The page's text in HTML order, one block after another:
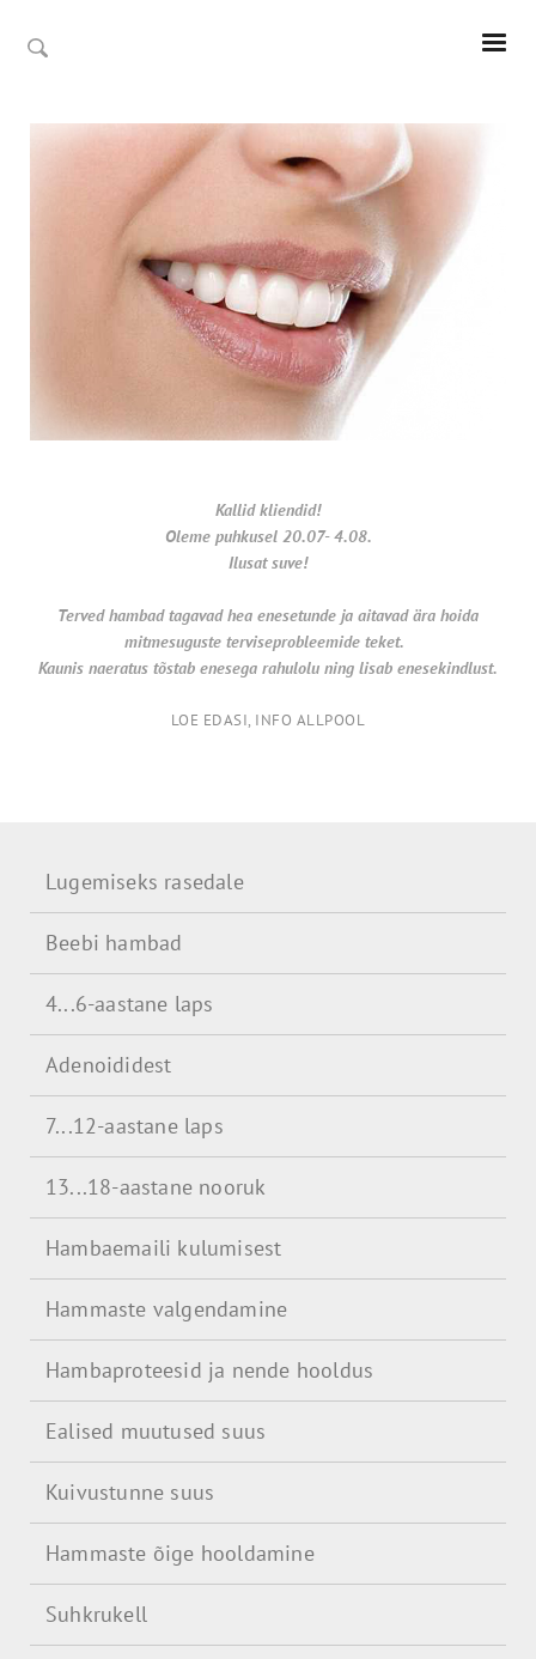
Kallid kliendid!
Oleme puhkusel 20.07- 4.08.
Ilusat suve!
Terved hambad tagavad hea enesetunde ja aitavad ära hoida
mitmesuguste terviseprobleemide teket.
Kaunis naeratus tõstab enesega rahulolu ning lisab enesekindlust.
LOE EDASI, INFO ALLPOOL
Lugemiseks rasedale
Beebi hambad
4...6-aastane laps
Adenoididest
7...12-aastane laps
13...18-aastane nooruk
Hambaemaili kulumisest
Hammaste valgendamine
Hambaproteesid ja nende hooldus
Ealised muutused suus
Kuivustunne suus
Hammaste õige hooldamine
Suhkrukell